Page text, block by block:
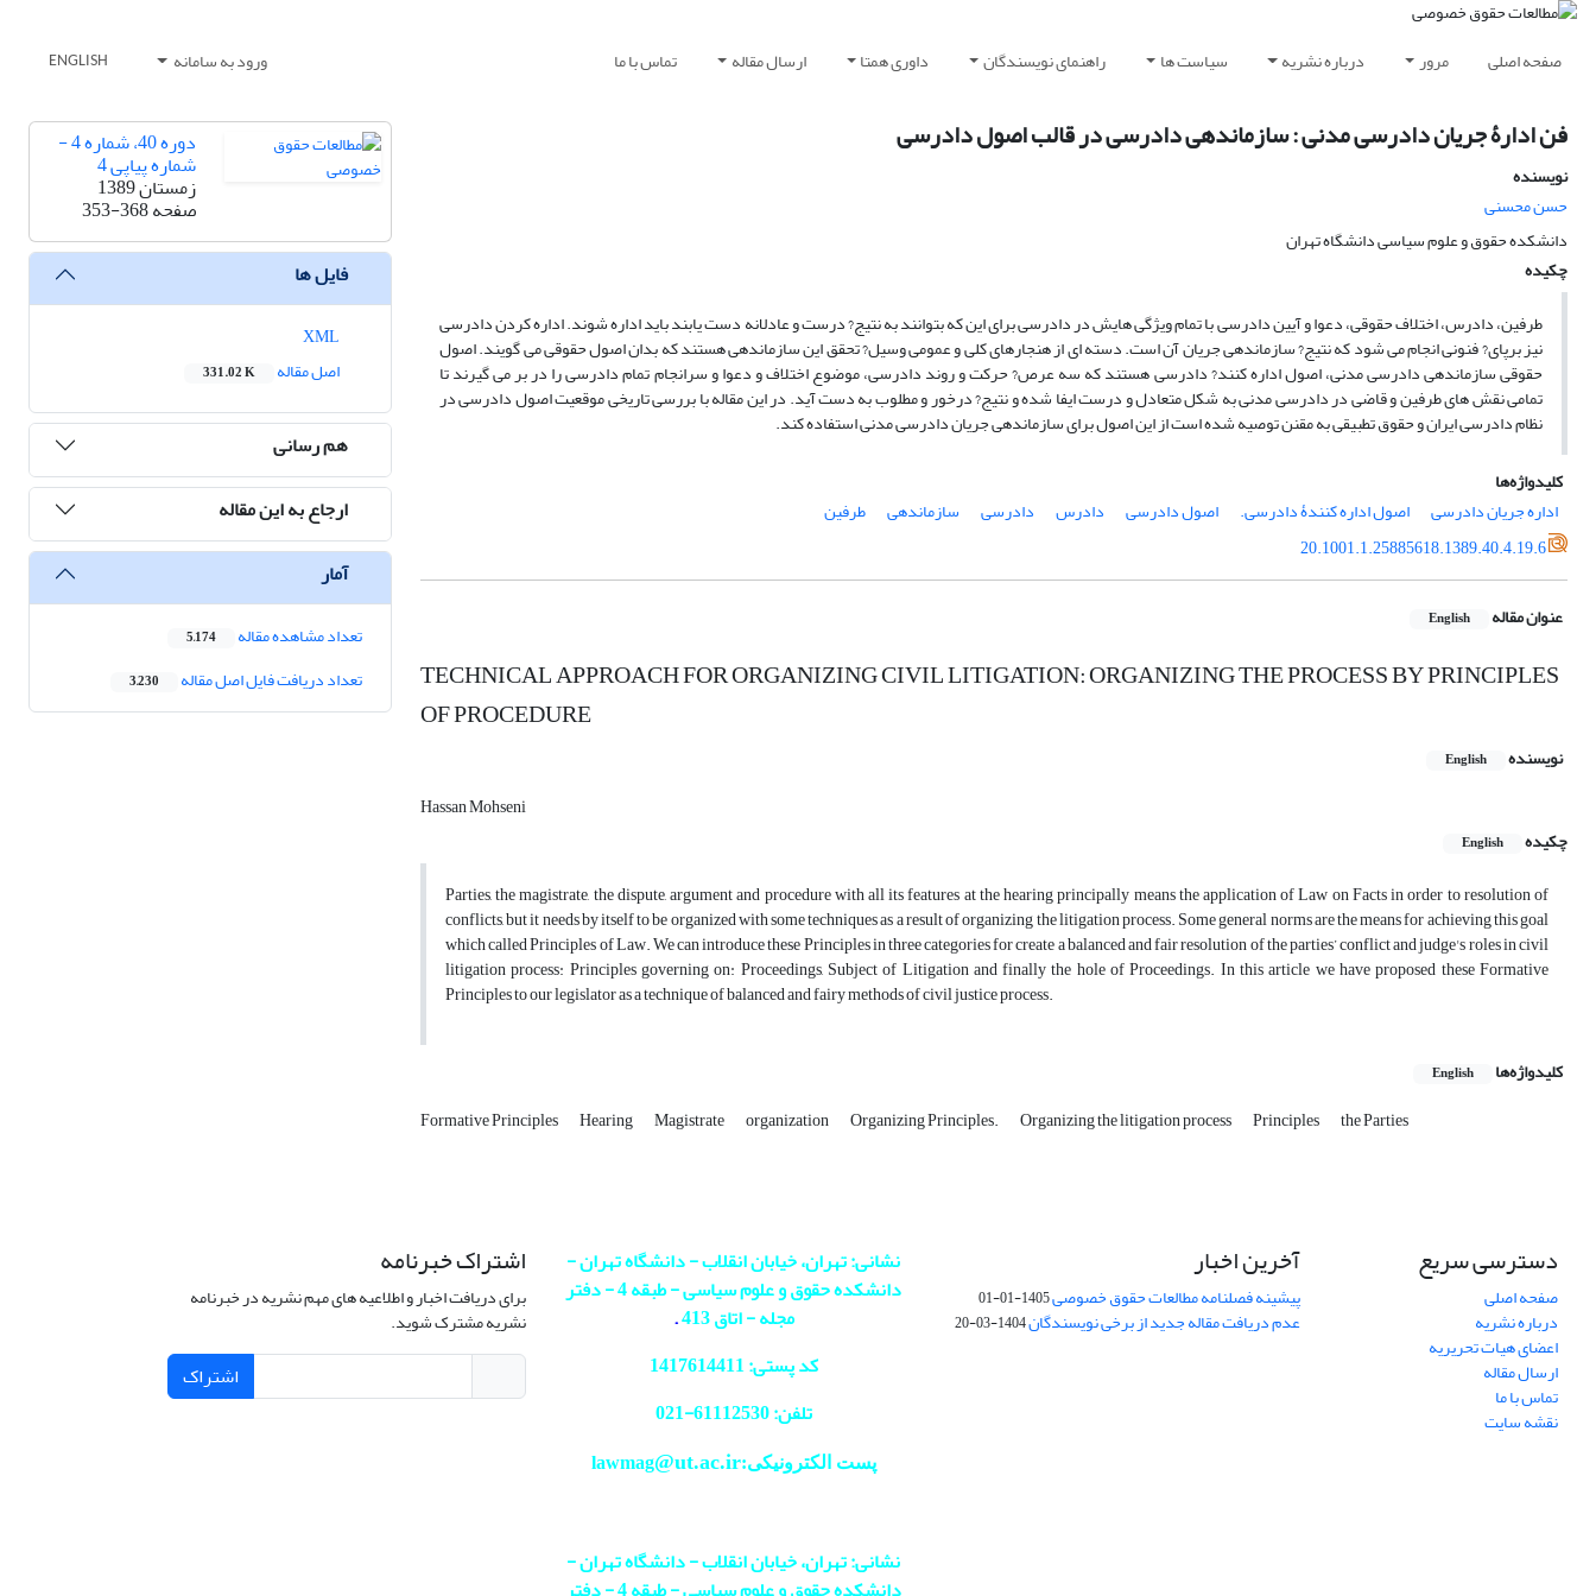
صفحه اصلی مرور درباره نشریه سیاست ها راهنمای نویسندگان داوری همتا ارسال مقاله تماس با ما ورود به سامانه ENGLISH
فن ادارۀ جریان دادرسی مدنی : سازماندهی دادرسی در قالب اصول دادرسی
نویسنده
حسن محسنی
دانشکده حقوق و علوم سیاسی دانشگاه تهران
چکیده
طرفین، دادرس، اختلاف حقوقی، دعوا و آیین دادرسی با تمام ویژگی هایش در دادرسی برای این که بتوانند به نتیج? درست و عادلانه دست یابند باید اداره شوند. اداره کردن دادرسی
نیز برپای? فنونی انجام می شود که نتیج? سازماندهی جریان آن است. دسته ای از هنجارهای کلی و عمومی وسیل? تحقق این سازماندهی هستند که بدان اصول حقوقی می گویند. اصول
حقوقی سازماندهی دادرسی مدنی، اصول اداره کنند? دادرسی هستند که سه عرص? حرکت و روند دادرسی، موضوع اختلاف و دعوا و سرانجام تمام دادرسی را در بر می گیرند تا
تمامی نقش های طرفین و قاضی در دادرسی مدنی به شکل متعادل و درست ایفا شده و نتیج? درخور و مطلوب به دست آید. در این مقاله با بررسی تاریخی موقعیت اصول دادرسی در
نظام دادرسی ایران و حقوق تطبیقی به مقنن توصیه شده است از این اصول برای سازماندهی جریان دادرسی مدنی استفاده کند.
کلیدواژه‌ها
اداره جریان دادرسی
اصول اداره کنندۀ دادرسی. اصول دادرسی دادرس دادرسی سازماندهی
طرفین
20.1001.1.25885618.1389.40.4.19.6
عنوان مقاله English
TECHNICAL APPROACH FOR ORGANIZING CIVIL LITIGATION: ORGANIZING THE PROCESS BY PRINCIPLES
OF PROCEDURE
نویسنده English
Hassan Mohseni
چکیده
English
Parties, the magistrate, the dispute, argument and procedure with all its features at the hearing principally means the application of Law on Facts in order to resolution of
conflicts, but it needs by itself to be organized with some techniques as a result of organizing the litigation process. Some general norms are the means for achieving this goal
which called Principles of Law. We can introduce these Principles in three categories for create a balanced and fair resolution of the parties’ conflict and judge's roles in civil
litigation process: Principles governing on: Proceedings, Subject of Litigation and finally the hole of Proceedings. In this article we have proposed these Formative
Principles to our legislator as a technique of balanced and fairy methods of civil justice process.
کلیدواژه‌ها English
Formative Principles Hearing Magistrate organization Organizing Principles. Organizing the litigation process Principles the Parties
دوره 40، شماره 4 -
شماره پیاپی 4
زمستان 1389
صفحه353-368
فایل ها
اصل مقاله
331.02 K
هم رسانی
ارجاع به این مقاله
آمار
تعداد مشاهده مقاله 5,174
تعداد دریافت فایل اصل مقاله 3,230
دسترسی سریع
صفحه اصلی
درباره نشریه
اعضای هیات تحریریه
ارسال مقاله
تماس با ما
نقشه سایت
آخرین اخبار
پیشینه فصلنامه مطالعات حقوق خصوصی1405-01-01
عدم دریافت مقاله جدید از برخی نویسندگان1404-03-20
نشانی: تهران، خیابان انقلاب - دانشگاه تهران -
دانشکده حقوق و علوم سیاسی - طبقه 4 - دفتر
مجله - اتاق 413
.
کد پستی: 1417614411
تلفن: 61112530-
021
پست الکترونیکی:lawmag@ut.ac.ir
نشانی: تهران، خیابان انقلاب - دانشگاه تهران -
اشتراک خبرنامه
برای دریافت اخبار و اطلاعیه های مهم نشریه در خبرنامه
نشریه مشترک شوید.
اشتراک